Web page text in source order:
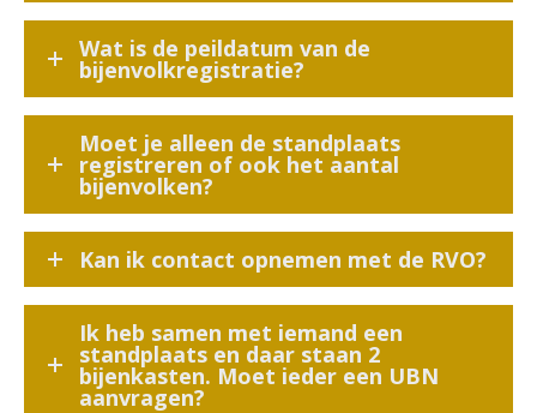
Wat is de peildatum van de
bijenvolkregistratie?
Moet je alleen de standplaats
registreren of ook het aantal
bijenvolken?
Kan ik contact opnemen met de RVO?
Ik heb samen met iemand een
standplaats en daar staan 2
bijenkasten. Moet ieder een UBN
aanvragen?